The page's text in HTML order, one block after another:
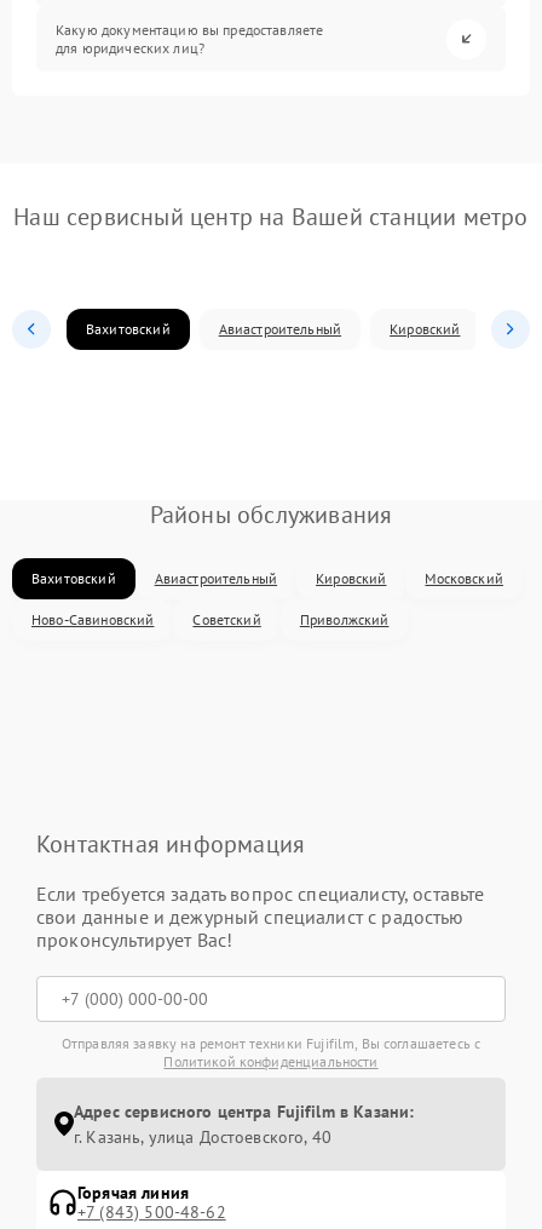
Какую документацию вы предоставляете
для юридических лиц?
Наш сервисный центр на Вашей станции метро
Вахитовский Авиастроительный Кировский
Районы обслуживания
Вахитовский Авиастроительный Кировский Московский
Ново-Савиновский Советский Приволжский
Контактная информация
Если требуется задать вопрос специалисту, оставьте
свои данные и дежурный специалист с радостью
проконсультирует Вас!
Отправляя заявку на ремонт техники Fujifilm, Вы соглашаетесь с
Политикой конфиденциальности
Адрес сервисного центра Fujifilm в Казани:
г. Казань, улица Достоевского, 40
Горячая линия
+7 (843) 500-48-62